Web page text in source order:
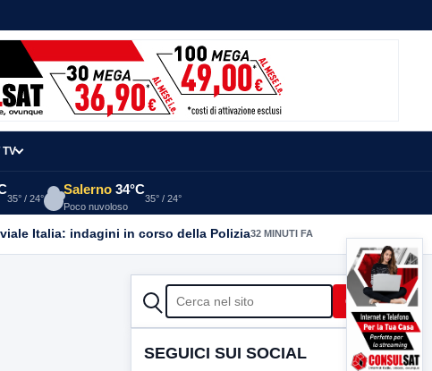
TV
35° / 24°
Salerno 34°C
Poco nuvoloso
35° / 24°
Italia: indagini in corso della Polizia32 MINUTI FA
CERCA Cerca
SEGUICI SUI SOCIAL